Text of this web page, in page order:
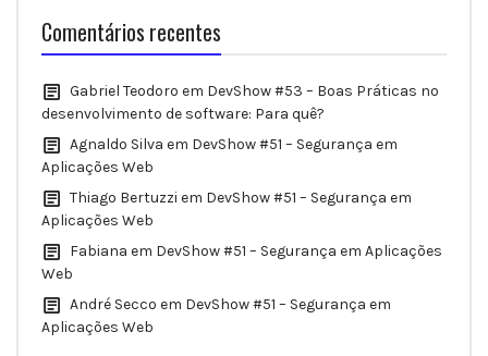
Comentários recentes
Gabriel Teodoro em DevShow #53 – Boas Práticas no
desenvolvimento de software: Para quê?
Agnaldo Silva em DevShow #51 – Segurança em
Aplicações Web
Thiago Bertuzzi em DevShow #51 – Segurança em
Aplicações Web
Fabiana em DevShow #51 – Segurança em Aplicações
Web
André Secco em DevShow #51 – Segurança em
Aplicações Web